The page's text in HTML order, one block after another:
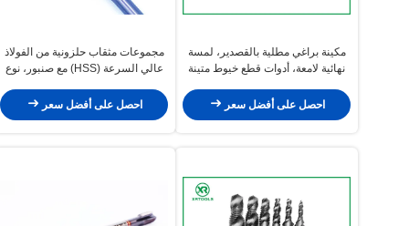
مكينة براغي مطلية بالقصدير، لمسة
نهائية لامعة، أدوات قطع خيوط متينة
احصل على أفضل سعر
مجموعات مثقاب حلزونية من الفولاذ
عالي السرعة (HSS) مع صنبور، نوع
قطع الخيوط مصممة لخيوط متسقة
احصل على أفضل سعر